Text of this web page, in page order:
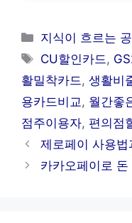
카
테
리
지식이 흐르는
태
그
CU할인카드,
활밀착카드, 생활비
용카드비교, 월간좋
점주이용자, 편의점
제로페이 사용법
카카오페이로